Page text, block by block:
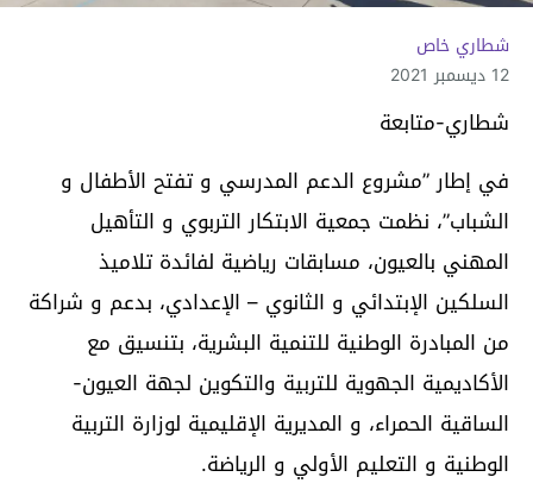
شطاري خاص
12 ديسمبر 2021
شطاري-متابعة
في إطار ”مشروع الدعم المدرسي و تفتح الأطفال و
الشباب”، نظمت جمعية الابتكار التربوي و التأهيل
المهني بالعيون، مسابقات رياضية لفائدة تلاميذ
السلكين الإبتدائي و الثانوي – الإعدادي، بدعم و شراكة
من المبادرة الوطنية للتنمية البشرية، بتنسيق مع
الأكاديمية الجهوية للتربية والتكوين لجهة العيون-
الساقية الحمراء، و المديرية الإقليمية لوزارة التربية
الوطنية و التعليم الأولي و الرياضة.